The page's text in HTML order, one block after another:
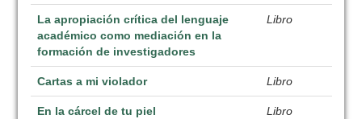
La apropiación crítica del lenguaje
académico como mediación en la
formación de investigadores
Libro
Cartas a mi violador Libro
En la cárcel de tu piel Libro